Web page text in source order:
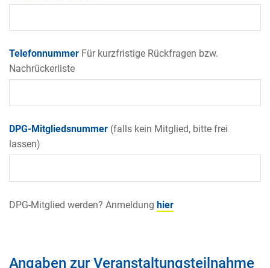
Telefonnummer Für kurzfristige Rückfragen bzw.
Nachrückerliste
DPG-Mitgliedsnummer (falls kein Mitglied, bitte frei
lassen)
DPG-Mitglied werden? Anmeldung hier
Angaben zur Veranstaltungsteilnahme